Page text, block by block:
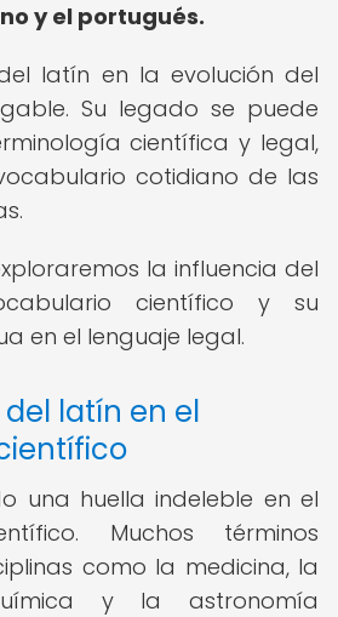
y el portugués.
latín en la evolución del
Su legado se puede
científica y legal,
cotidiano de las
la influencia del
científico y su
en el lenguaje legal.
latín en el
una huella indeleble en el
Muchos términos
como la medicina, la
y la astronomía